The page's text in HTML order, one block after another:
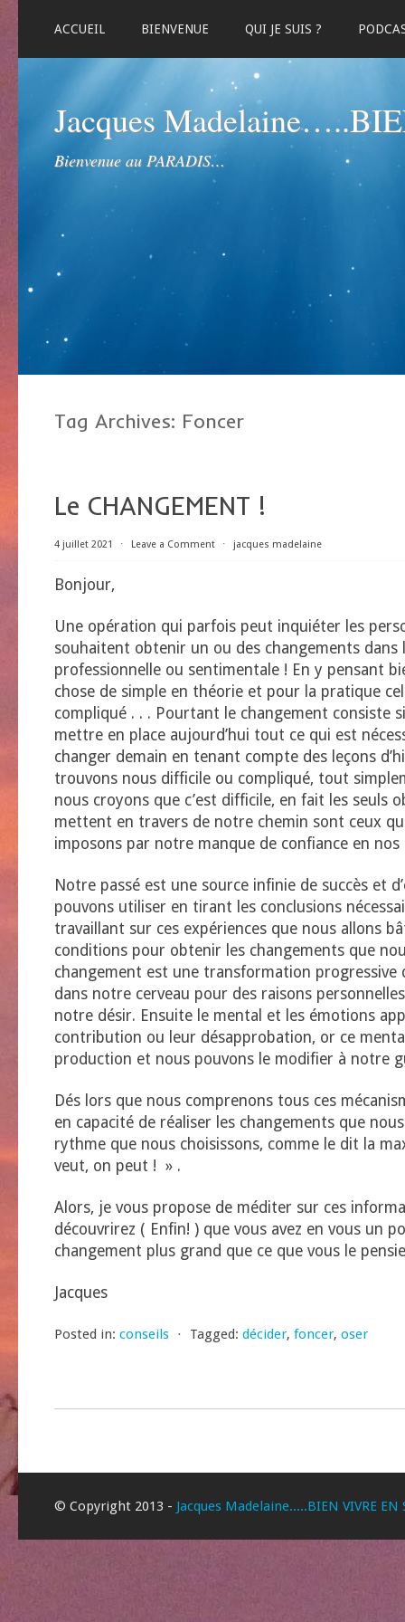
ACCUEIL BIENVENUE QUI JE SUIS ?
Jacques
Bienvenue au PARADIS…
Tag Archives: Foncer
Le CHANGEMENT !
4 juillet 2021 ⋅ Leave a Comment ⋅ jacques madelaine
Bonjour,
Une opération qui parfois peut inquiéter les
souhaitent obtenir un ou des changements dans
professionnelle ou sentimentale ! En y pensant
chose de simple en théorie et pour la pratique
compliqué . . . Pourtant le changement consiste
mettre en place aujourd’hui tout ce qui est
changer demain en tenant compte des leçons
trouvons nous difficile ou compliqué, tout
nous croyons que c’est difficile, en fait les seuls
mettent en travers de notre chemin sont ceux
imposons par notre manque de confiance en nos
Notre passé est une source infinie de succès et
pouvons utiliser en tirant les conclusions
travaillant sur ces expériences que nous allons
conditions pour obtenir les changements que
changement est une transformation progressive
dans notre cerveau pour des raisons
notre désir. Ensuite le mental et les émotions
contribution ou leur désapprobation, or ce
production et nous pouvons le modifier à notre
Dés lors que nous comprenons tous ces
en capacité de réaliser les changements que
rythme que nous choisissons, comme le dit la
veut, on peut ! » .
Alors, je vous propose de méditer sur ces
découvrirez ( Enfin! ) que vous avez en vous un
changement plus grand que ce que vous le
Jacques
Posted in: conseils ⋅ Tagged: décider, foncer, oser
© Copyright 2013 - Jacques Madelaine.....BIEN VIVRE EN